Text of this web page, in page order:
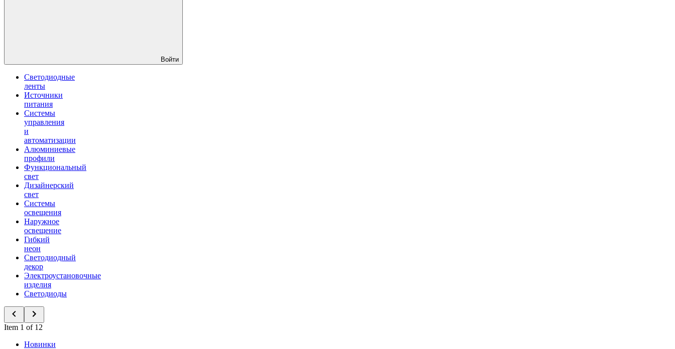
Войти
Светодиодные
ленты
Источники
питания
Системы
управления
и
автоматизации
Алюминиевые
профили
Функциональный
свет
Дизайнерский
свет
Системы
освещения
Наружное
освещение
Гибкий
неон
Светодиодный
декор
Электроустановочные
изделия
Светодиоды
Item 1 of 12
Новинки